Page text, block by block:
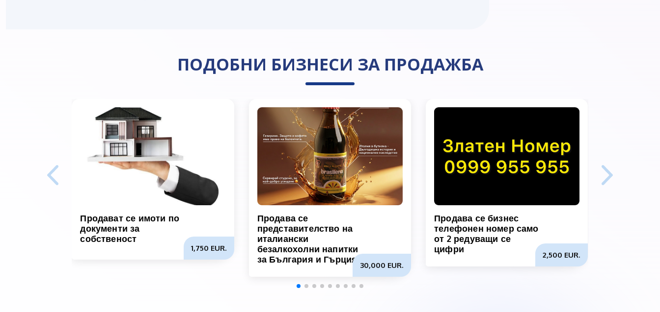
ПОДОБНИ БИЗНЕСИ ЗА ПРОДАЖБА
Продават се имоти по
документи за
собственост
1,750 EUR.
Продава се
представителство на
италиански
безалкохолни напитки
за България и Гърция
30,000 EUR.
Продава се бизнес
телефонен номер само
от 2 редуващи се
цифри
2,500 EUR.